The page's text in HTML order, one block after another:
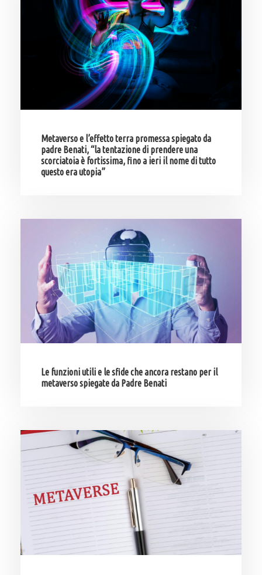
Metaverso e l’effetto terra promessa spiegato da
padre Benati, “la tentazione di prendere una
scorciatoia è fortissima, fino a ieri il nome di tutto
questo era utopia”
Le funzioni utili e le sfide che ancora restano per il
metaverso spiegate da Padre Benati